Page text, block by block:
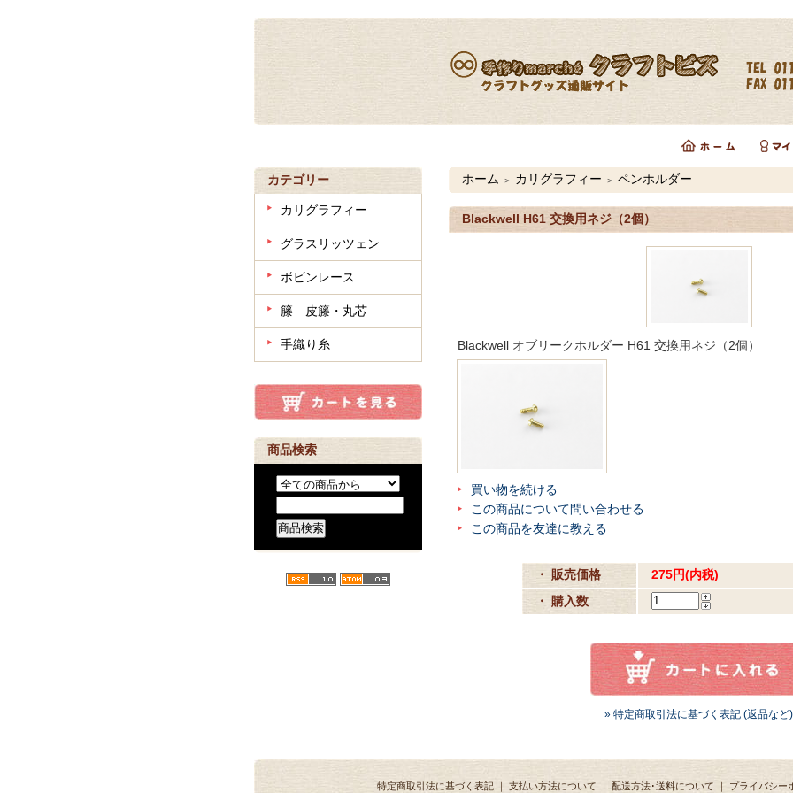
カテゴリー
カリグラフィー
グラスリッツェン
ボビンレース
籐 皮籐・丸芯
手織り糸
商品検索
ホーム ＞ カリグラフィー ＞ ペンホルダー
Blackwell H61 交換用ネジ（2個）
Blackwell オブリークホルダー H61 交換用ネジ（2個）
買い物を続ける
この商品について問い合わせる
この商品を友達に教える
・ 販売価格
275円(内税)
・ 購入数
» 特定商取引法に基づく表記 (返品など)
特定商取引法に基づく表記｜ 支払い方法について ｜ 配送方法･送料について ｜ プライバシー